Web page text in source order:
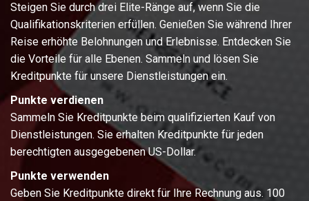
Steigen Sie durch drei Elite-Ränge auf, wenn Sie die
Qualifikationskriterien erfüllen. Genießen Sie während Ihrer
Reise erhöhte Belohnungen und Erlebnisse. Entdecken Sie
die Vorteile für alle Ebenen. Sammeln und lösen Sie
Kreditpunkte für unsere Dienstleistungen ein.
Punkte verdienen
Sammeln Sie Kreditpunkte beim qualifizierten Kauf von
Dienstleistungen. Sie erhalten Kreditpunkte für jeden
berechtigten ausgegebenen US-Dollar.
Punkte verwenden
Geben Sie Kreditpunkte direkt für Ihre Rechnung aus. 100